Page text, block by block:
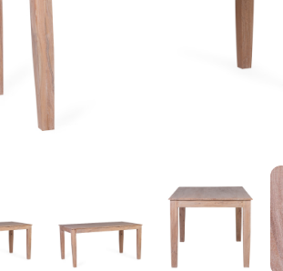
Click to enlarge